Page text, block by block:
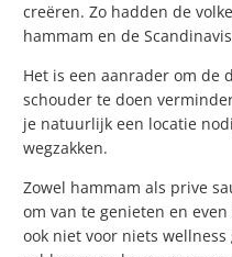
creëren. Zo hadden de
hammam en de
Het is een aanrader om de
schouder te doen
je natuurlijk een locatie
wegzakken.
Zowel hammam als prive
om van te genieten en
ook niet voor niets